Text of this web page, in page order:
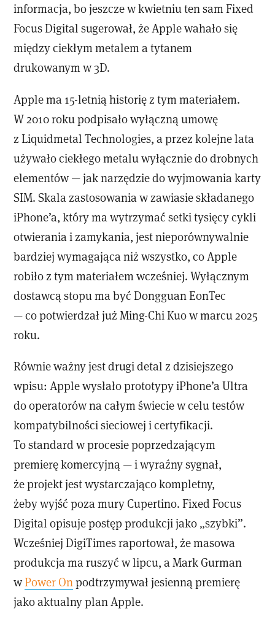
informacja, bo jeszcze w kwietniu ten sam Fixed
Focus Digital sugerował, że Apple wahało się
między ciekłym metalem a tytanem
drukowanym w 3D.
Apple ma 15-letnią historię z tym materiałem.
W 2010 roku podpisało wyłączną umowę
z Liquidmetal Technologies, a przez kolejne lata
używało ciekłego metalu wyłącznie do drobnych
elementów — jak narzędzie do wyjmowania karty
SIM. Skala zastosowania w zawiasie składanego
iPhone’a, który ma wytrzymać setki tysięcy cykli
otwierania i zamykania, jest nieporównywalnie
bardziej wymagająca niż wszystko, co Apple
robiło z tym materiałem wcześniej. Wyłącznym
dostawcą stopu ma być Dongguan EonTec
— co potwierdzał już Ming-Chi Kuo w marcu 2025
roku.
Równie ważny jest drugi detal z dzisiejszego
wpisu: Apple wysłało prototypy iPhone’a Ultra
do operatorów na całym świecie w celu testów
kompatybilności sieciowej i certyfikacji.
To standard w procesie poprzedzającym
premierę komercyjną — i wyraźny sygnał,
że projekt jest wystarczająco kompletny,
żeby wyjść poza mury Cupertino. Fixed Focus
Digital opisuje postęp produkcji jako „szybki”.
Wcześniej DigiTimes raportował, że masowa
produkcja ma ruszyć w lipcu, a Mark Gurman
wPower On podtrzymywał jesienną premierę
jako aktualny plan Apple.